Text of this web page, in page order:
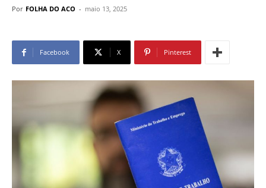
Por FOLHA DO ACO - maio 13, 2025
Facebook X Pinterest